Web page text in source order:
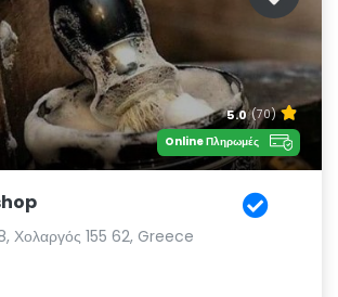
5.0 (70)
Online Πληρωμές
Χολαργός 155 62, Greece